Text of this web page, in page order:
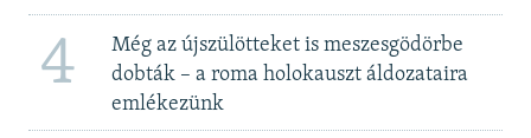
4
Még az újszülötteket is meszesgödörbe
dobták – a roma holokauszt áldozataira
emlékezünk